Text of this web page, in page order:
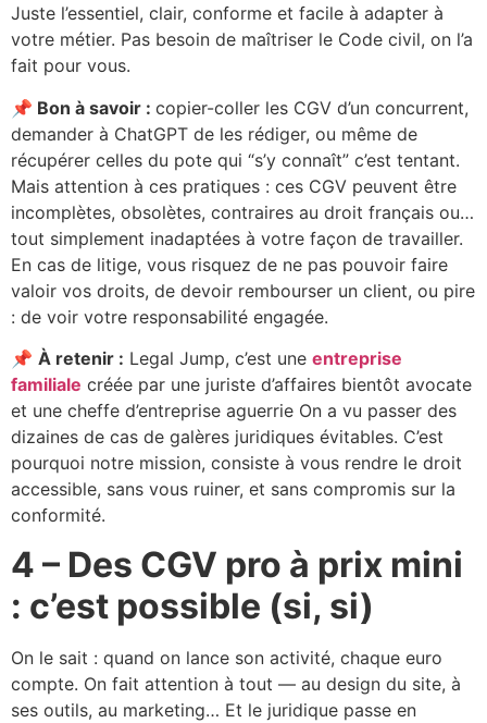
Juste l’essentiel, clair, conforme et facile à adapter à
votre métier. Pas besoin de maîtriser le Code civil, on l’a
fait pour vous.
📌 Bon à savoir : copier-coller les CGV d’un concurrent,
demander à ChatGPT de les rédiger, ou même de
récupérer celles du pote qui “s’y connaît” c’est tentant.
Mais attention à ces pratiques : ces CGV peuvent être
incomplètes, obsolètes, contraires au droit français ou…
tout simplement inadaptées à votre façon de travailler.
En cas de litige, vous risquez de ne pas pouvoir faire
valoir vos droits, de devoir rembourser un client, ou pire
: de voir votre responsabilité engagée.
📌 À retenir : Legal Jump, c’est une entreprise
familiale créée par une juriste d’affaires bientôt avocate
et une cheffe d’entreprise aguerrie On a vu passer des
dizaines de cas de galères juridiques évitables. C’est
pourquoi notre mission, consiste à vous rendre le droit
accessible, sans vous ruiner, et sans compromis sur la
conformité.
4 – Des CGV pro à prix mini
: c’est possible (si, si)
On le sait : quand on lance son activité, chaque euro
compte. On fait attention à tout — au design du site, à
ses outils, au marketing… Et le juridique passe en